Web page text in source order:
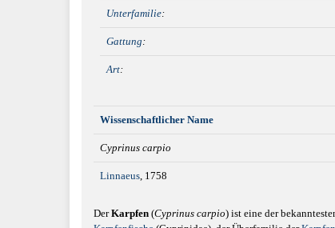
Unterfamilie:
Gattung :
Art:
Wissenschaftlicher Name
Cyprinus carpio
Linnaeus , 1758
DerKarpfen (Cyprinus carpio) ist eine der